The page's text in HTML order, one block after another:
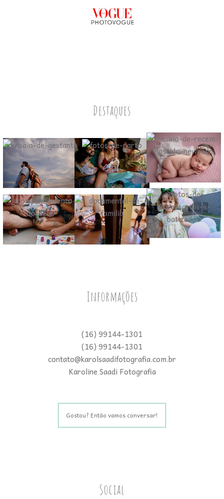
Destaques
Informações
(16) 99144-1301
(16) 99144-1301
contato@karolsaadifotografia.com.br
Karoline Saadi Fotografia
Gostou? Então vamos conversar!
Social